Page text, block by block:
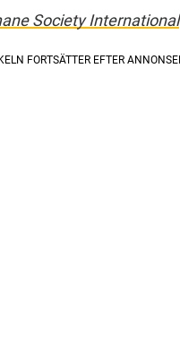
Society International